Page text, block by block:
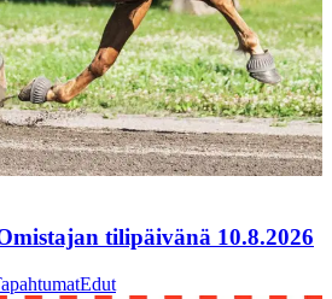
tilipäivänä 10.8.2026
Edut